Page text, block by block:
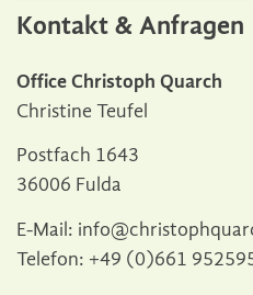
Kontakt & Anfragen
Office Christoph Quarch
Christine Teufel
Postfach 1643
36006 Fulda
E-Mail:
Telefon: +49 (0)661